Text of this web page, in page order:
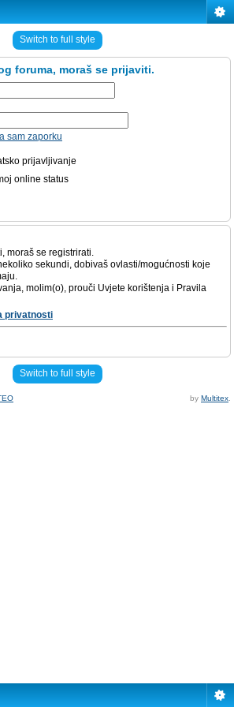
Switch to full style
foruma, moraš se prijaviti.
sam zaporku
prijavljivanje
online status
moraš se registrirati.
sekundi, dobivaš ovlasti/mogućnosti koje
molim(o), prouči Uvjete korištenja i Pravila
privatnosti
Switch to full style
by Multitex